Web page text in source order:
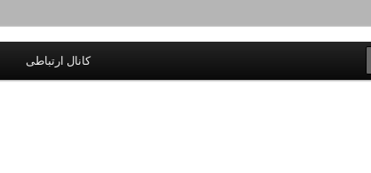
اندیشه بر خط
کانال ارتباطی